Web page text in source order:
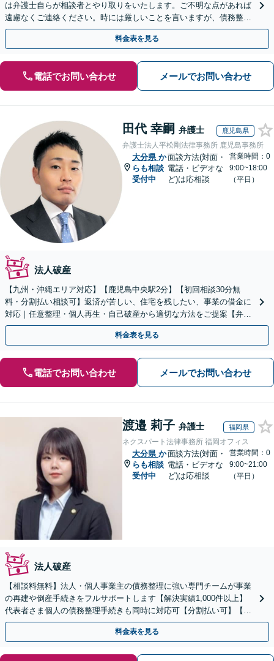
は弁護士自らが相談者とやり取りをいたします。ご不明な点があれば
遠慮なくご連絡ください。時には厳しいことを言いますが、債務整理
には相談者様のご協力が必要不可欠です。
料金表を見る
電話でお問い合わせ メールでお問い合わせ
田代 幸嗣 弁護士 鹿児島県
弁護士法人平松剛法律事務所 鹿児島事務所
大分県 か
らも相談
受付中
面談方法(対面・
電話・ビデオな
ど)は応相談
営業時間：0
9:00~18:00
（平日）
法人破産
【九州・沖縄エリア対応】【鹿児島中央駅2分】【初回相談30分無
料・分割払い相談可】返済が苦しい、住宅を残したい、事業の借金に
対応｜任意整理・個人再生・自己破産から適切な方法をご提案【弁護
士歴10年以上】
料金表を見る
電話でお問い合わせ メールでお問い合わせ
渡邉 莉子 弁護士 福岡県
ネクスパート法律事務所 福岡オフィス
大分県 か
らも相談
受付中
面談方法(対面・
電話・ビデオな
ど)は応相談
営業時間：0
9:00~21:00
（平日）
法人破産
【相談料無料】法人・個人事業主の債務整理に強い専門チームが事業
の再建や倒産手続きをフルサポートします【解決実績1,000件以上】
代表者さま個人の債務整理手続きも同時に対応可【分割払い可】【後
払い応相談】【夜間・休日相談可】
料金表を見る